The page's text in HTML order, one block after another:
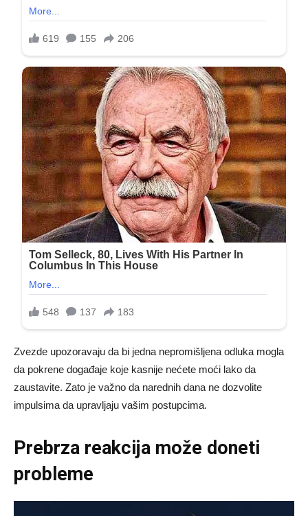
Zvezde upozoravaju da bi jedna nepromišljena odluka mogla
da pokrene događaje koje kasnije nećete moći lako da
zaustavite. Zato je važno da narednih dana ne dozvolite
impulsima da upravljaju vašim postupcima.
Prebrza reakcija može doneti
probleme